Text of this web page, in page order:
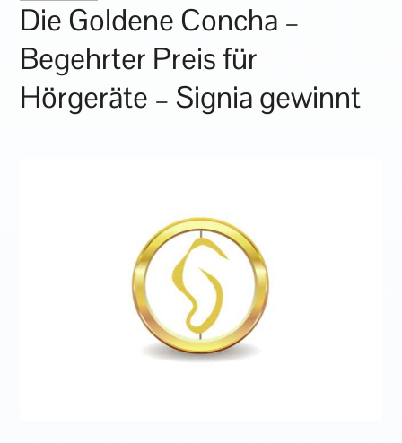
Die Goldene Concha –
Begehrter Preis für
Hörgeräte – Signia gewinnt